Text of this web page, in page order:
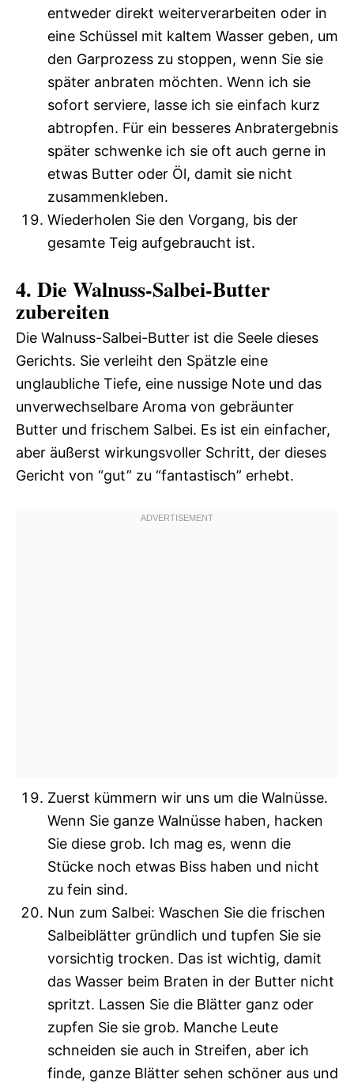
entweder direkt weiterverarbeiten oder in
eine Schüssel mit kaltem Wasser geben, um
den Garprozess zu stoppen, wenn Sie sie
später anbraten möchten. Wenn ich sie
sofort serviere, lasse ich sie einfach kurz
abtropfen. Für ein besseres Anbratergebnis
später schwenke ich sie oft auch gerne in
etwas Butter oder Öl, damit sie nicht
zusammenkleben.
Wiederholen Sie den Vorgang, bis der
gesamte Teig aufgebraucht ist.
4. Die Walnuss-Salbei-Butter
zubereiten
Die Walnuss-Salbei-Butter ist die Seele dieses
Gerichts. Sie verleiht den Spätzle eine
unglaubliche Tiefe, eine nussige Note und das
unverwechselbare Aroma von gebräunter
Butter und frischem Salbei. Es ist ein einfacher,
aber äußerst wirkungsvoller Schritt, der dieses
Gericht von “gut” zu “fantastisch” erhebt.
Zuerst kümmern wir uns um die Walnüsse.
Wenn Sie ganze Walnüsse haben, hacken
Sie diese grob. Ich mag es, wenn die
Stücke noch etwas Biss haben und nicht
zu fein sind.
Nun zum Salbei: Waschen Sie die frischen
Salbeiblätter gründlich und tupfen Sie sie
vorsichtig trocken. Das ist wichtig, damit
das Wasser beim Braten in der Butter nicht
spritzt. Lassen Sie die Blätter ganz oder
zupfen Sie sie grob. Manche Leute
schneiden sie auch in Streifen, aber ich
finde, ganze Blätter sehen schöner aus und